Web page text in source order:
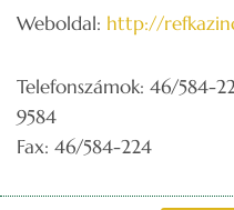
Weboldal: http://
Telefonszámok: 46/584-
9584
Fax: 46/584-224